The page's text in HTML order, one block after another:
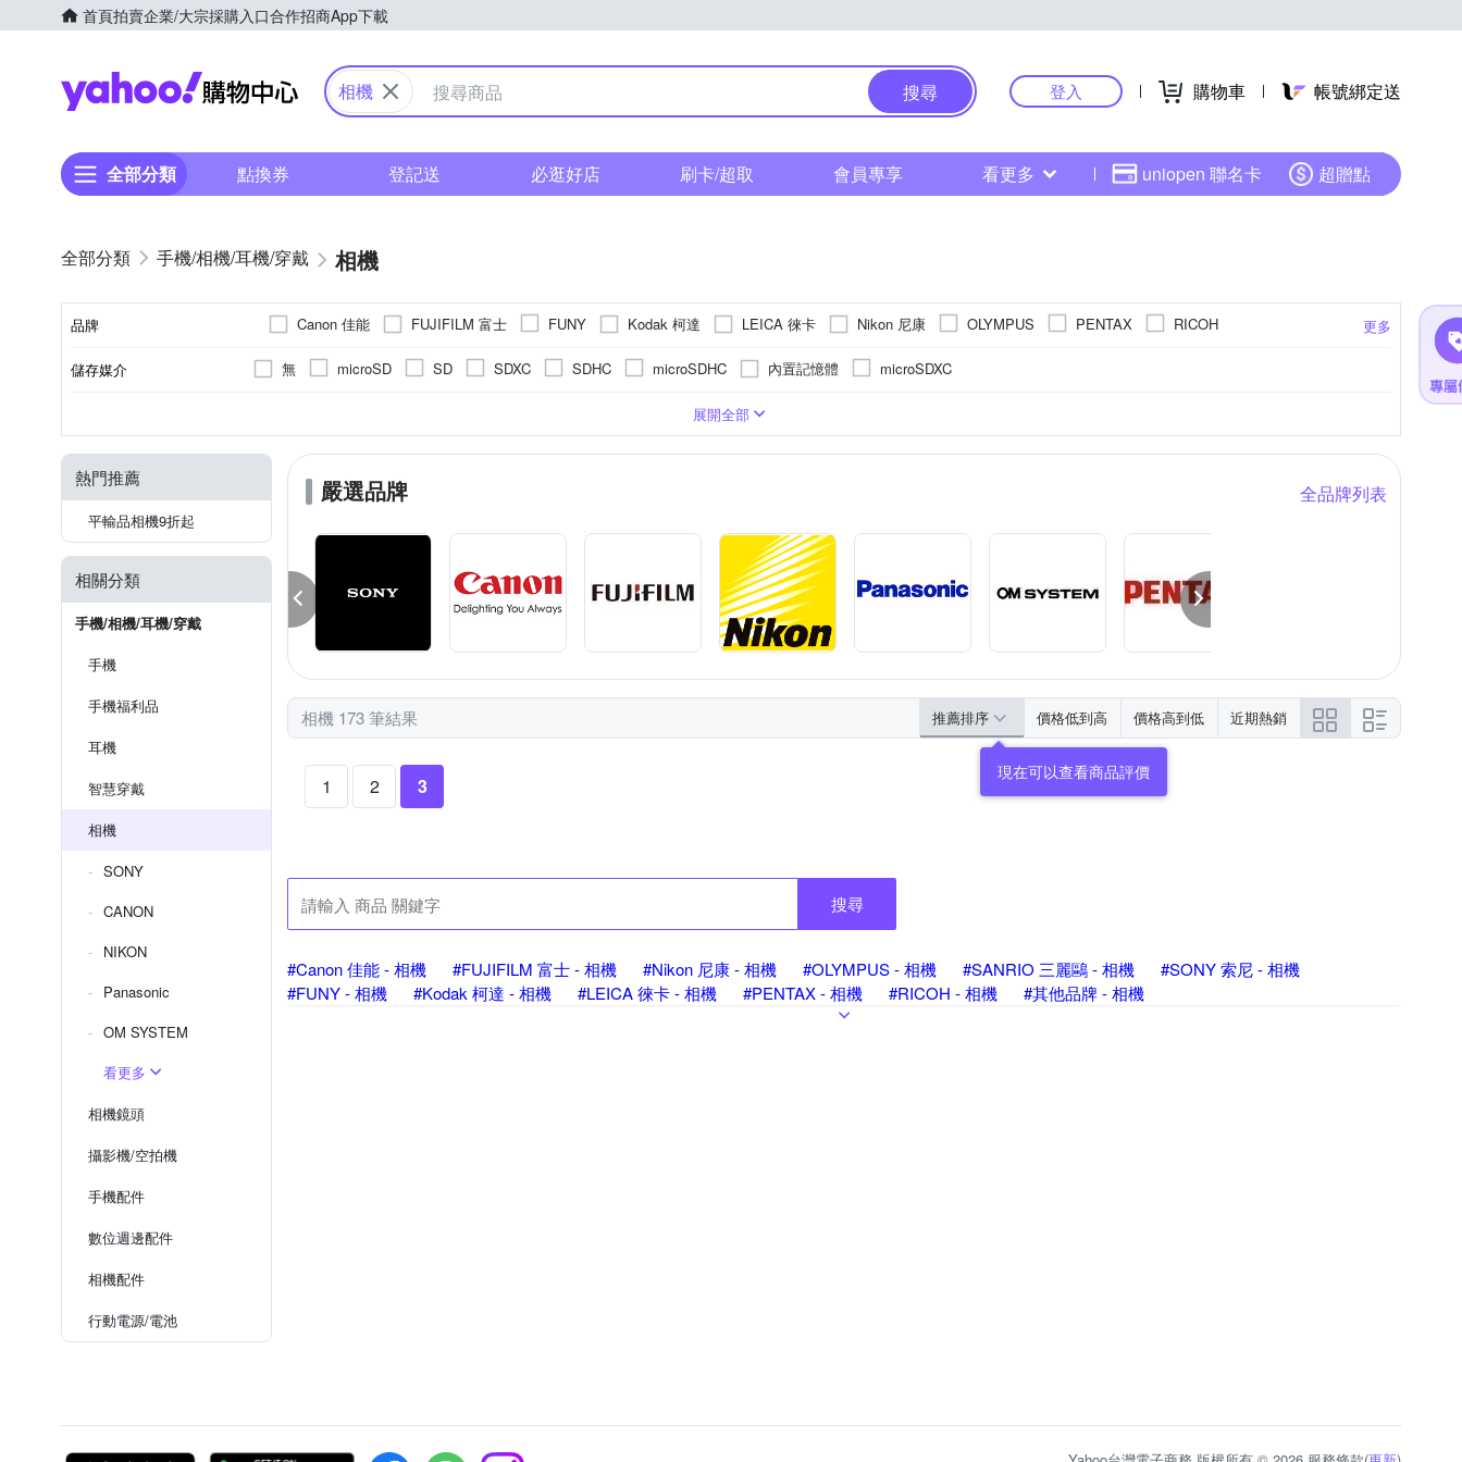
首頁拍賣企業/大宗採購入口合作招商App下載
Yahoo購物中心
相機 搜尋 登入 購物車 帳號綁定送
全部分類 點換券 登記送 必逛好店 刷卡/超取 會員專享 看更多 uniopen 聯名卡 超贈點
手機/相機/耳機/穿戴 相機
品牌 更多
Canon 佳能 FUJIFILM 富士 FUNY Kodak 柯達 LEICA 徠卡 Nikon 尼康 OLYMPUS PENTAX
RICOH
SANRIO 三麗鷗
SONY 索尼 其他品牌
儲存媒介 無 microSD SD SDXC SDHC microSDHC 內置記憶體 microSDXC
無
1601萬~2000萬像素
可觸控式螢幕
即可拍 單眼
CMOS
8~20倍變焦鏡頭
展開全部
熱門推薦
平輸品相機9折起
相關分類
手機/相機/耳機/穿戴
手機
手機福利品
耳機
智慧穿戴
相機
SONY
CANON
NIKON
Panasonic
OM SYSTEM
看更多
相機鏡頭
攝影機/空拍機
手機配件
數位週邊配件
相機配件
行動電源/電池
嚴選品牌 全品牌列表
相機 173 筆結果 推薦排序 價格低到高 價格高到低 近期熱銷
現在可以查看商品評價
1 2 3
搜尋
#Canon 佳能 - 相機 #FUJIFILM 富士 - 相機 #Nikon 尼康 - 相機 #OLYMPUS - 相機 #SANRIO 三麗鷗 - 相機
#SONY 索尼 - 相機
#FUNY - 相機
#Kodak 柯達 - 相機 #LEICA 徠卡 - 相機 #PENTAX - 相機 #RICOH - 相機 #其他品牌 - 相機